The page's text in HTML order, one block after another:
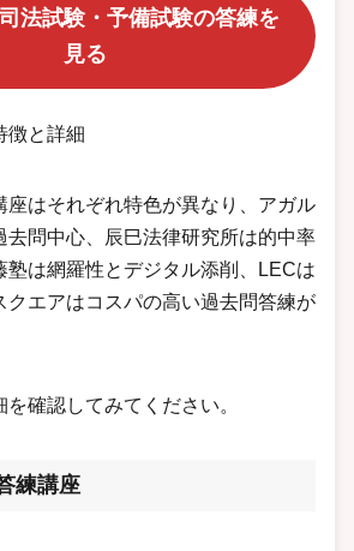
法試験・予備試験の答練を
見る
徴と詳細
座はそれぞれ特色が異なり、アガル
去問中心、辰巳法律研究所は的中率
塾は網羅性とデジタル添削、LECは
クエアはコスパの高い過去問答練が
確認してみてください。
練講座